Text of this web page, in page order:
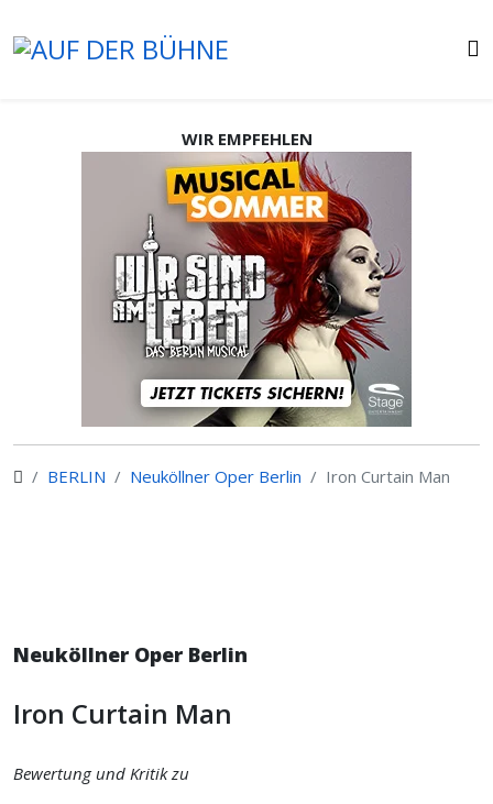
WIR EMPFEHLEN
BERLIN Neuköllner Oper Berlin Iron Curtain Man
Neuköllner Oper Berlin
Iron Curtain Man
Bewertung und Kritik zu